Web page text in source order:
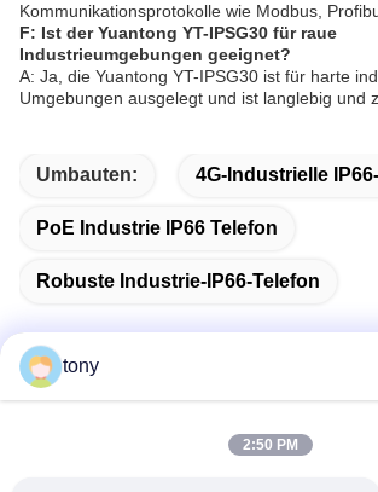
Kommunikationsprotokolle wie Modbus,
F: Ist der Yuantong YT-IPSG30 für raue
Industrieumgebungen geeignet?
A: Ja, die Yuantong YT-IPSG30 ist für harte
Umgebungen ausgelegt und ist langlebig und
Umbauten: 4G-Industrielle
PoE Industrie IP66 Telefon
Robuste Industrie-IP66-Telefon
Schnelle Kontaktaufnahme
tony
2:50 PM